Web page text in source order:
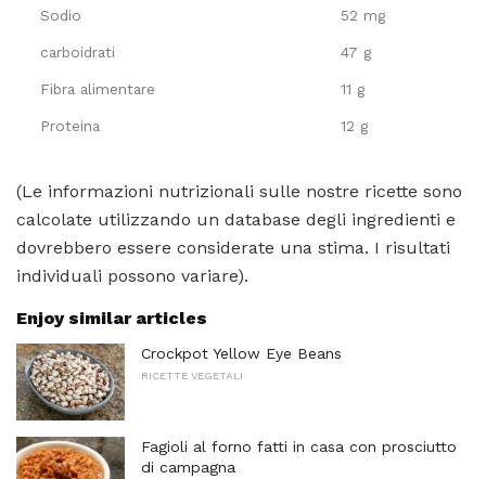
Sodio 52 mg
carboidrati 47 g
Fibra alimentare 11 g
Proteina 12 g
(Le informazioni nutrizionali sulle nostre ricette sono
calcolate utilizzando un database degli ingredienti e
dovrebbero essere considerate una stima. I risultati
individuali possono variare).
Enjoy similar articles
Crockpot Yellow Eye Beans
RICETTE VEGETALI
Fagioli al forno fatti in casa con prosciutto
di campagna